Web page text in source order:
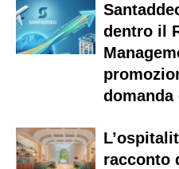
dentro il
domanda
racconto